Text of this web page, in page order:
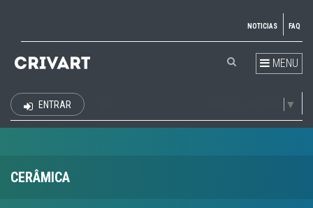
NOTICIAS FAQ
MENU
▼
ENTRAR
CERÂMICA